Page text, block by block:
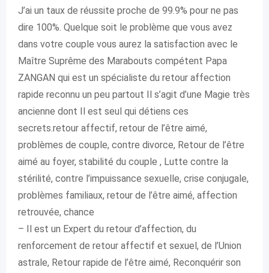
J’ai un taux de réussite proche de 99.9% pour ne pas
dire 100%. Quelque soit le problème que vous avez
dans votre couple vous aurez la satisfaction avec le
Maître Suprême des Marabouts compétent Papa
ZANGAN qui est un spécialiste du retour affection
rapide reconnu un peu partout Il s’agit d’une Magie très
ancienne dont Il est seul qui détiens ces
secrets.retour affectif, retour de l’être aimé,
problèmes de couple, contre divorce, Retour de l’être
aimé au foyer, stabilité du couple , Lutte contre la
stérilité, contre l’impuissance sexuelle, crise conjugale,
problèmes familiaux, retour de l’être aimé, affection
retrouvée, chance
– Il est un Expert du retour d’affection, du
renforcement de retour affectif et sexuel, de l’Union
astrale, Retour rapide de l’être aimé, Reconquérir son